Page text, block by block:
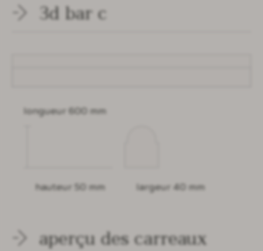
3d bar c
longueur 600 mm
hauteur 50 mm largeur 40 mm
aperçu des carreaux